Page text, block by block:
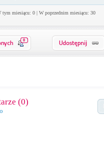
miesiącu: 0 | W poprzednim miesiącu: 30
0
(0)